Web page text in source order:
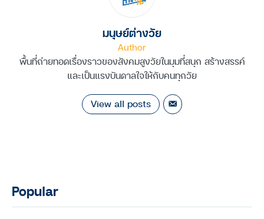
มนุษย์ต่างวัย
Author
พื้นที่ถ่ายทอดเรื่องราวของสังคมสูงวัยในมุมที่สนุก สร้างสรรค์
และเป็นแรงบันดาลใจให้กับคนทุกวัย
View all posts
Popular